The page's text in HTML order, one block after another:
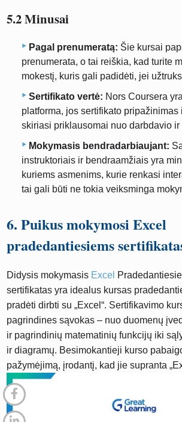
5.2 Minusai
Pagal prenumeratą: Šie kursai
prenumerata, o tai reiškia, kad turite
mokestį, kuris gali padidėti, jei
Sertifikato vertė: Nors Coursera
platforma, jos sertifikato pripažinimas
skiriasi priklausomai nuo darbdavio ir
Mokymasis bendradarbiaujant:
instruktoriais ir bendraamžiais yra
kuriems asmenims, kurie renkasi
tai gali būti ne tokia veiksminga
6. Puikus mokymosi Excel
pradedantiesiems
Didysis mokymasis Excel
sertifikatas yra idealus kursas
pradėti dirbti su „Excel“. Sertifikavimo
pagrindines sąvokas – nuo ​​duomenų
ir pagrindinių matematinių funkcijų iki
ir diagramų. Besimokantieji kurso
pažymėjimą, įrodantį, kad jie supranta